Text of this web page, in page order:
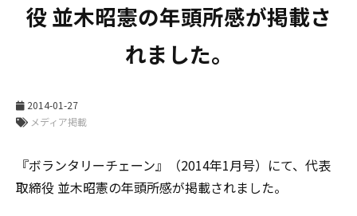
コラム
役 並木昭憲の年頭所感が掲載さ
れました。
2014-01-27
メディア掲載
『ボランタリーチェーン』（2014年1月号）にて、代表
取締役 並木昭憲の年頭所感が掲載されました。